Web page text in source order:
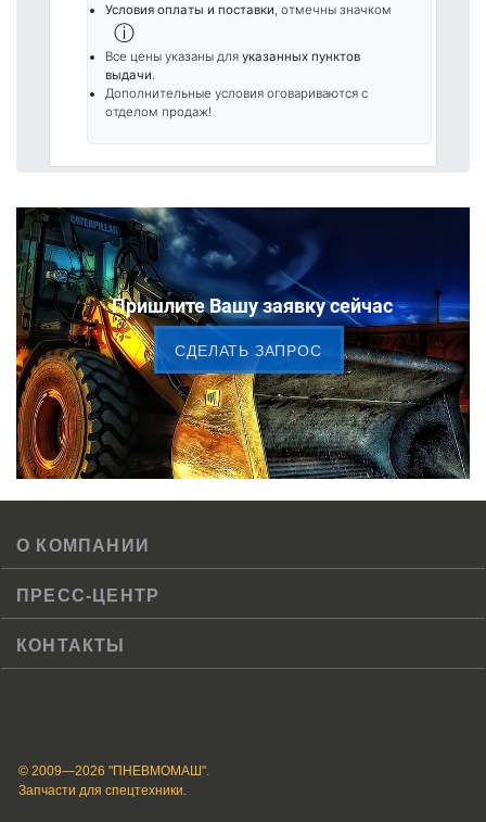
Условия оплаты и поставки, отмечны значком
ⓘ
Все цены указаны для указанных пунктов
выдачи.
Дополнительные условия оговариваются с
отделом продаж!
Пришлите Вашу заявку сейчас
CДЕЛАТЬ ЗАПРОС
О КОМПАНИИ
ПРЕСС-ЦЕНТР
КОНТАКТЫ
© 2009—2026 "ПНЕВМОМАШ".
Запчасти для спецтехники.